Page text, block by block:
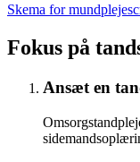
Skema for
Fokus på
Ansæt en